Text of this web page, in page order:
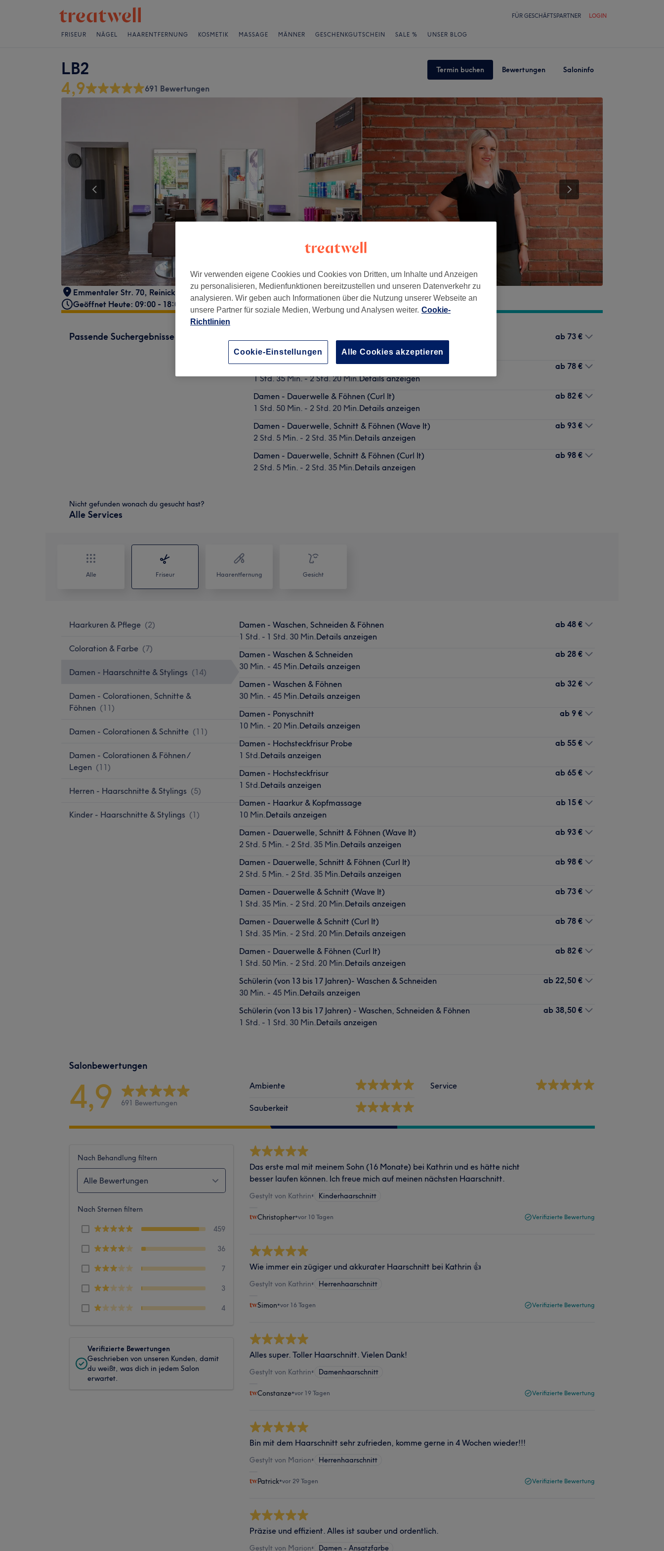
FÜR GESCHÄFTSPARTNER LOGIN
FRISEUR NÄGEL HAARENTFERNUNG KOSMETIK MASSAGE MÄNNER GESCHENKGUTSCHEIN SALE % UNSER BLOG
LB2 Termin buchen Bewertungen Saloninfo
4,9 691 Bewertungen
Emmentaler Str. 70, Reinickendorf , Berlin, 13407
Geöffnet Heute: 09:00 - 18:00
Passende Suchergebnisse
1 Std. 35 Min. - 2 Std. 20 Min. Details anzeigen
ab 73 €
Damen - Dauerwelle & Schnitt (Curl It)
1 Std. 35 Min. - 2 Std. 20 Min.Details anzeigen
ab 78 €
Damen - Dauerwelle & Föhnen (Curl It)
1 Std. 50 Min. - 2 Std. 20 Min.Details anzeigen
ab 82 €
Damen - Dauerwelle, Schnitt & Föhnen (Wave It)
2 Std. 5 Min. - 2 Std. 35 Min.Details anzeigen
ab 93 €
Damen - Dauerwelle, Schnitt & Föhnen (Curl It)
2 Std. 5 Min. - 2 Std. 35 Min.Details anzeigen
ab 98 €
Nicht gefunden wonach du gesucht hast?
Alle Services
Alle Friseur Haarentfernung Gesicht
Haarkuren & Pflege (2)
Coloration & Farbe (7)
Damen - Haarschnitte & Stylings (14)
Damen - Colorationen, Schnitte &
Föhnen (11)
Damen - Colorationen & Schnitte (11)
Damen - Colorationen & Föhnen /
Legen (11)
Herren - Haarschnitte & Stylings (5)
Kinder - Haarschnitte & Stylings (1)
Damen - Waschen, Schneiden & Föhnen
1 Std. - 1 Std. 30 Min.Details anzeigen
ab 48 €
Damen - Waschen & Schneiden
30 Min. - 45 Min.Details anzeigen
ab 28 €
Damen - Waschen & Föhnen
30 Min. - 45 Min.Details anzeigen
ab 32 €
Damen - Ponyschnitt
10 Min. - 20 Min.Details anzeigen
ab 9 €
Damen - Hochsteckfrisur Probe
1 Std.Details anzeigen
ab 55 €
Damen - Hochsteckfrisur
1 Std.Details anzeigen
ab 65 €
Damen - Haarkur & Kopfmassage
10 Min.Details anzeigen
ab 15 €
Damen - Dauerwelle, Schnitt & Föhnen (Wave It)
2 Std. 5 Min. - 2 Std. 35 Min.Details anzeigen
ab 93 €
Damen - Dauerwelle, Schnitt & Föhnen (Curl It)
2 Std. 5 Min. - 2 Std. 35 Min.Details anzeigen
ab 98 €
Damen - Dauerwelle & Schnitt (Wave It)
1 Std. 35 Min. - 2 Std. 20 Min.Details anzeigen
ab 73 €
Damen - Dauerwelle & Schnitt (Curl It)
1 Std. 35 Min. - 2 Std. 20 Min.Details anzeigen
ab 78 €
Damen - Dauerwelle & Föhnen (Curl It)
1 Std. 50 Min. - 2 Std. 20 Min.Details anzeigen
ab 82 €
Schülerin (von 13 bis 17 Jahren)- Waschen & Schneiden
30 Min. - 45 Min.Details anzeigen
ab 22,50 €
Schülerin (von 13 bis 17 Jahren) - Waschen, Schneiden & Föhnen
1 Std. - 1 Std. 30 Min.Details anzeigen
ab 38,50 €
Salonbewertungen
4,9 691 Bewertungen
Ambiente
Sauberkeit
Service
Nach Behandlung filtern
Alle Bewertungen
Nach Sternen filtern
459
36
7
3
4
Verifizierte Bewertungen
Geschrieben von unseren Kunden, damit
du weißt, was dich in jedem Salon
erwartet.
Das erste mal mit meinem Sohn (16 Monate) bei Kathrin und es hätte nicht
besser laufen können. Ich freue mich auf meinen nächsten Haarschnitt.
Gestylt von Kathrin• Kinderhaarschnitt
Christopher•vor 10 Tagen Verifizierte Bewertung
Wie immer ein zügiger und akkurater Haarschnitt bei Kathrin 👍
Gestylt von Kathrin• Herrenhaarschnitt
Simon•vor 16 Tagen Verifizierte Bewertung
Alles super. Toller Haarschnitt. Vielen Dank!
Gestylt von Kathrin• Damenhaarschnitt
Constanze•vor 19 Tagen Verifizierte Bewertung
Bin mit dem Haarschnitt sehr zufrieden, komme gerne in 4 Wochen wieder!!!
Gestylt von Marion• Herrenhaarschnitt
Patrick•vor 29 Tagen Verifizierte Bewertung
Präzise und effizient. Alles ist sauber und ordentlich.
Gestylt von Marion• Damen - Ansatzfarbe
Wir verwenden eigene Cookies und Cookies von Dritten, um Inhalte und Anzeigen
zu personalisieren, Medienfunktionen bereitzustellen und unseren Datenverkehr zu
analysieren. Wir geben auch Informationen über die Nutzung unserer Webseite an
unsere Partner für soziale Medien, Werbung und Analysen weiter. Cookie-
Richtlinien
Cookie-Einstellungen Alle Cookies akzeptieren